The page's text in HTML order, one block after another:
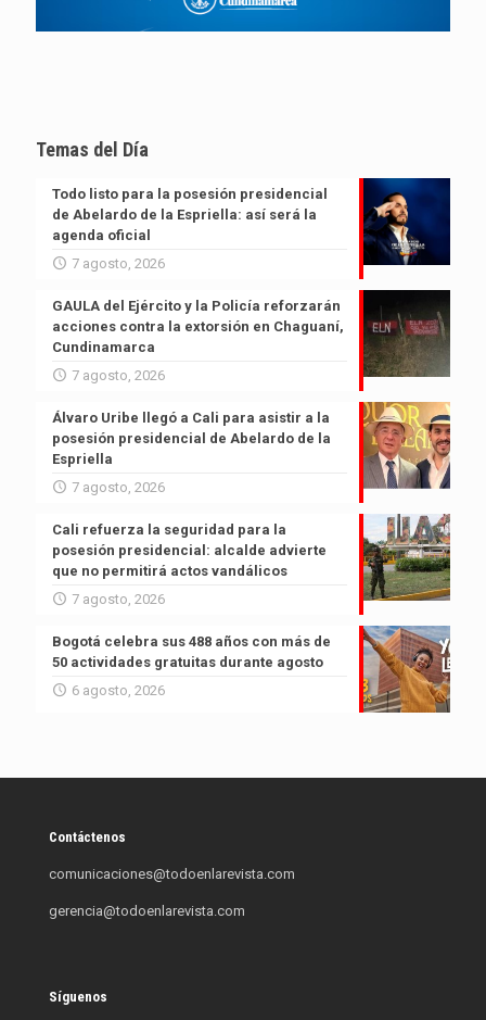
Temas del Día
Todo listo para la posesión presidencial
de Abelardo de la Espriella: así será la
agenda oficial
7 agosto, 2026
GAULA del Ejército y la Policía reforzarán
acciones contra la extorsión en Chaguaní,
Cundinamarca
7 agosto, 2026
Álvaro Uribe llegó a Cali para asistir a la
posesión presidencial de Abelardo de la
Espriella
7 agosto, 2026
Cali refuerza la seguridad para la
posesión presidencial: alcalde advierte
que no permitirá actos vandálicos
7 agosto, 2026
Bogotá celebra sus 488 años con más de
50 actividades gratuitas durante agosto
6 agosto, 2026
Contáctenos
comunicaciones@todoenlarevista.com
gerencia@todoenlarevista.com
Síguenos